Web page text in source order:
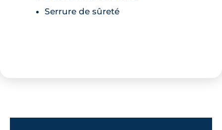
Serrure de sûreté